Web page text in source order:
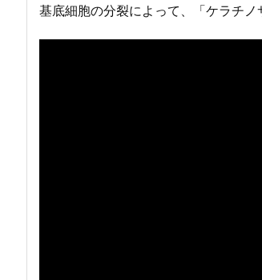
基底細胞の分裂によって、「ケラチノ